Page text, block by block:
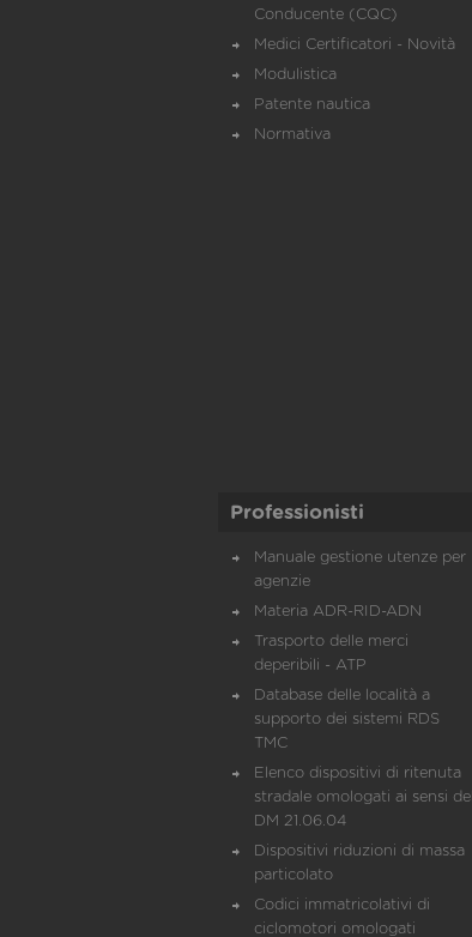
Conducente (CQC)
Medici Certificatori - Novità
Modulistica
Patente nautica
Normativa
Professionisti
Manuale gestione utenze per
agenzie
Materia ADR-RID-ADN
Trasporto delle merci
deperibili - ATP
Database delle località a
supporto dei sistemi RDS
TMC
Elenco dispositivi di ritenuta
stradale omologati ai sensi del
DM 21.06.04
Dispositivi riduzioni di massa
particolato
Codici immatricolativi di
ciclomotori omologati